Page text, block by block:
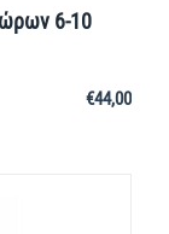
6-10
€44,00